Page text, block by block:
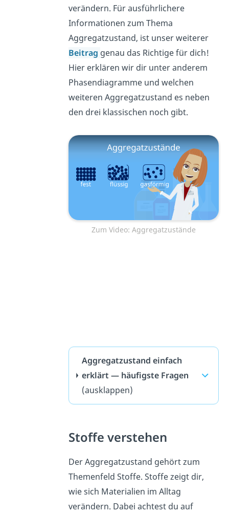
verändern. Für ausführlichere
Informationen zum Thema
Aggregatzustand, ist unser weiterer
Beitrag genau das Richtige für dich!
Hier erklären wir dir unter anderem
Phasendiagramme und welchen
weiteren Aggregatzustand es neben
den drei klassischen noch gibt.
Zum Video: Aggregatzustände
Aggregatzustand einfach
erklärt — häufigste Fragen
(ausklappen)
Stoffe verstehen
Der Aggregatzustand gehört zum
Themenfeld Stoffe. Stoffe zeigt dir,
wie sich Materialien im Alltag
verändern. Dabei achtest du auf